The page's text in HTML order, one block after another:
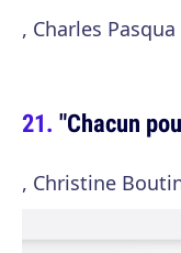
, Charles Pasqua
"Chacun
, Christine